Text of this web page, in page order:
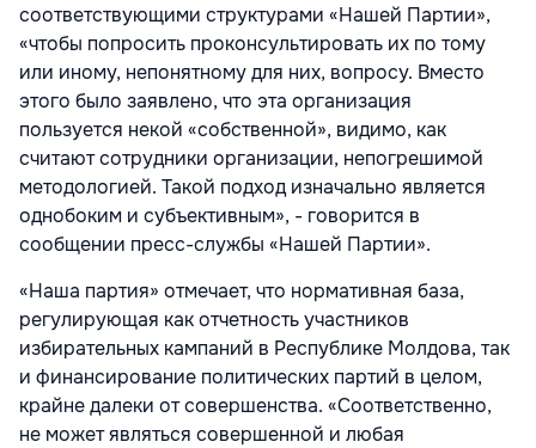
соответствующими структурами «Нашей Партии»,
«чтобы попросить проконсультировать их по тому
или иному, непонятному для них, вопросу. Вместо
этого было заявлено, что эта организация
пользуется некой «собственной», видимо, как
считают сотрудники организации, непогрешимой
методологией. Такой подход изначально является
однобоким и субъективным», - говорится в
сообщении пресс-службы «Нашей Партии».
«Наша партия» отмечает, что нормативная база,
регулирующая как отчетность участников
избирательных кампаний в Республике Молдова, так
и финансирование политических партий в целом,
крайне далеки от совершенства. «Соответственно,
не может являться совершенной и любая